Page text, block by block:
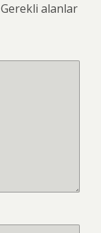
Gerekli alanlar